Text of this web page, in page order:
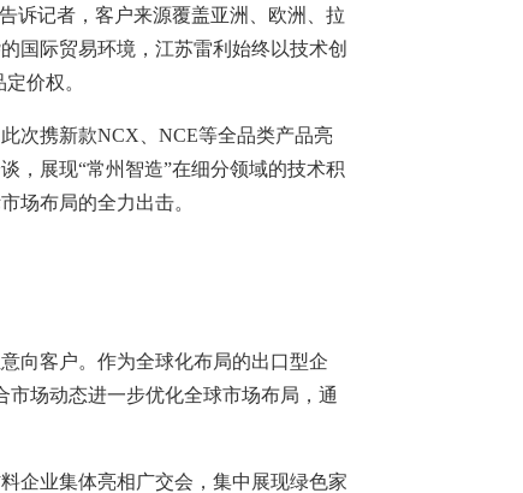
诉记者，客户来源覆盖亚洲、欧洲、拉
国际贸易环境，江苏雷利始终以技术创
价权。
次携新款NCX、NCE等全品类产品亮
，展现“常州智造”在细分领域的技术积
场布局的全力出击。
向客户。作为全球化布局的出口型企
场动态进一步优化全球市场布局，通
企业集体亮相广交会，集中展现绿色家